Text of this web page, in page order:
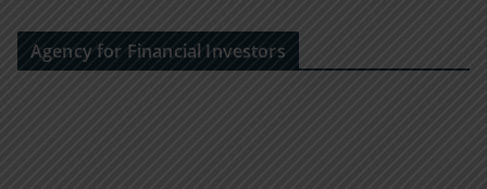
Agency for Financial Investors